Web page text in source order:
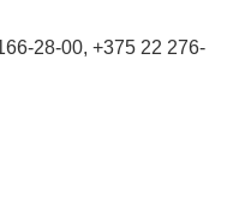
28-00, +375 22 276-